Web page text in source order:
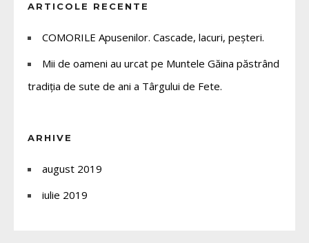
ARTICOLE RECENTE
COMORILE Apusenilor. Cascade, lacuri, peșteri.
Mii de oameni au urcat pe Muntele Găina păstrând
tradiția de sute de ani a Târgului de Fete.
ARHIVE
august 2019
iulie 2019